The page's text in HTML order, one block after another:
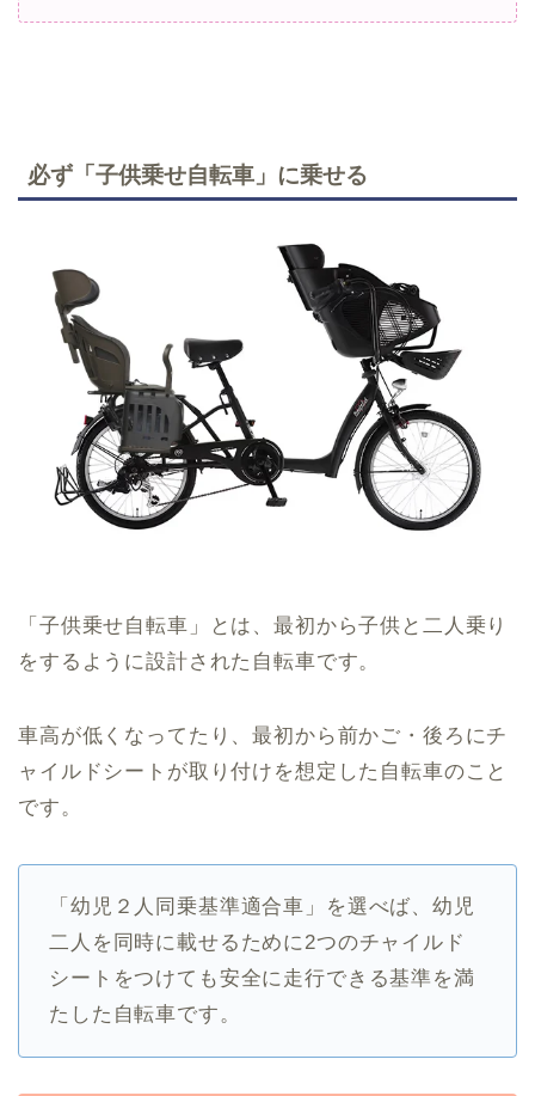
必ず「子供乗せ自転車」に乗せる
「子供乗せ自転車」とは、最初から子供と二人乗り
をするように設計された自転車です。
車高が低くなってたり、最初から前かご・後ろにチ
ャイルドシートが取り付けを想定した自転車のこと
です。
「幼児２人同乗基準適合車」を選べば、幼児
二人を同時に載せるために2つのチャイルド
シートをつけても安全に走行できる基準を満
たした自転車です。